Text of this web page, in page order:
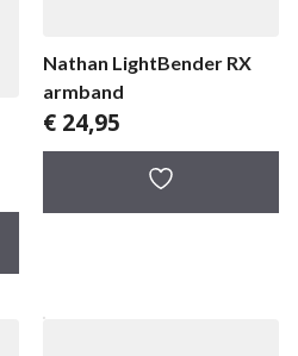
Nathan LightBender RX
armband
€ 24,95